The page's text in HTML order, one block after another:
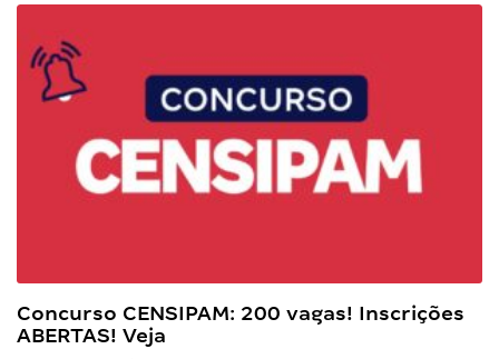
Concurso CENSIPAM: 200 vagas! Inscrições
ABERTAS! Veja